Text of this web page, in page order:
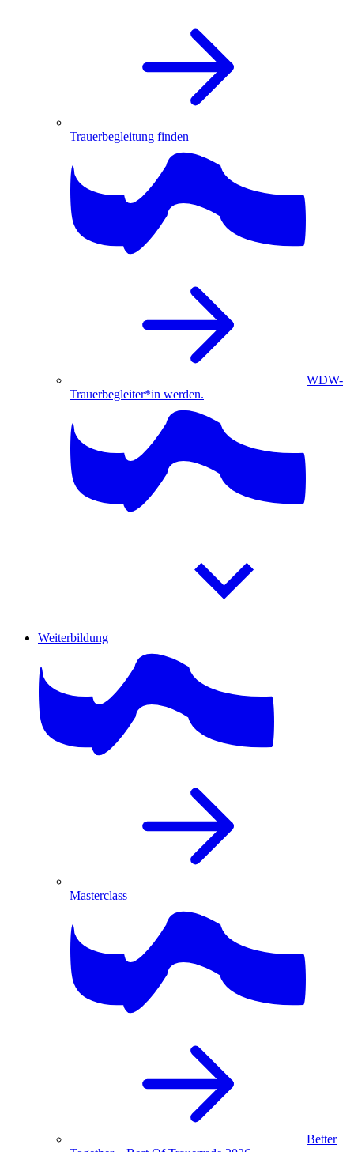
Trauerbegleitung finden
WDW-
Trauerbegleiter*in werden.
Weiterbildung
Masterclass
Better